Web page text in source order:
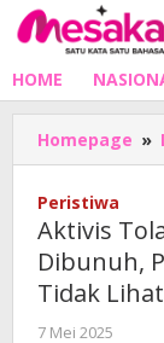
Lewati
ke
HOME
Homepage »
Peristiwa
Aktivis
Dibunuh,
Tidak
7 Mei 2025